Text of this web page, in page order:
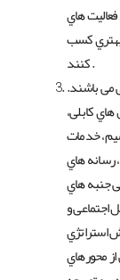
هاي
بهتري کسب
کنند .
می باشند.
کابلی،
خدمات
رسانه هاي
جنبه هاي
اجتماعی و
محورهاي